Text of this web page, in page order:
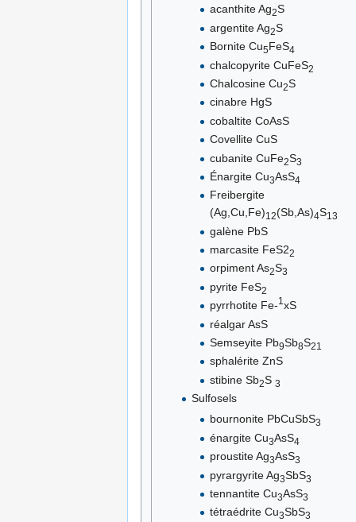
acanthite Ag2S
argentite Ag2S
Bornite Cu5FeS4
chalcopyrite CuFeS2
Chalcosine Cu2S
cinabre HgS
cobaltite CoAsS
Covellite CuS
cubanite CuFe2S3
Énargite Cu3AsS4
Freibergite
(Ag,Cu,Fe)12(Sb,As)4S13
galène PbS
marcasite FeS22
orpiment As2S3
pyrite FeS2
pyrrhotite Fe-1 xS
réalgar AsS
Semseyite Pb9Sb8S21
sphalérite ZnS
stibine Sb2S 3
Sulfosels
bournonite PbCuSbS3
énargite Cu3AsS4
proustite Ag3AsS3
pyrargyrite Ag3SbS3
tennantite Cu3AsS3
tétraédrite Cu3SbS3